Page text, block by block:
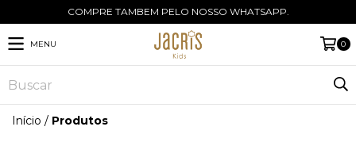
COMPRE TAMBEM PELO NOSSO WHATSAPP.
MENU 0
Início / Produtos